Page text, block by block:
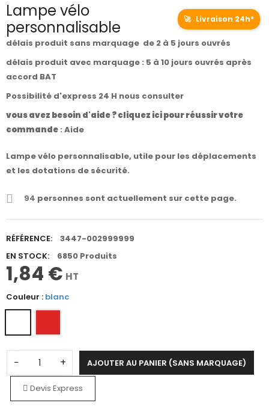
Lampe vélo
personnalisable
🚀 Livraison 24h*
délais produit sans marquage de 2 à 5 jours ouvrés
délais produit avec marquage : 5 à 10 jours ouvrés après
accord BAT
Possibilité d'express 24 H nous consulter
vous avez besoin d'aide ? cliquez ici pour réussir votre
commande : Aide
Lampe vélo personnalisable, utile pour les déplacements
et les dotations de sécurité.
94 personnes sont actuellement sur cette page.
RÉFÉRENCE:
3447-002999999
EN STOCK:
6850 Produits
1,84 € HT
Couleur : blanc
− + AJOUTER AU PANIER (SANS MARQUAGE)
Devis Express